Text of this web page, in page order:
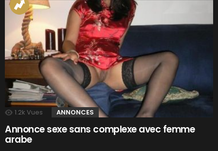
1.2k Vues ANNONCES
Annonce sexe sans complexe avec femme
arabe